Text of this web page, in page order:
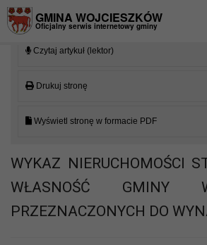
GMINA WOJCIESZKÓW
Oficjalny serwis internetowy gminy
Czytaj artykuł (lektor)
Drukuj stronę
Wyświetl stronę w formacie PDF
WYKAZ NIERUCHOMOŚCI
WŁASNOŚĆ GMINY
PRZEZNACZONYCH DO